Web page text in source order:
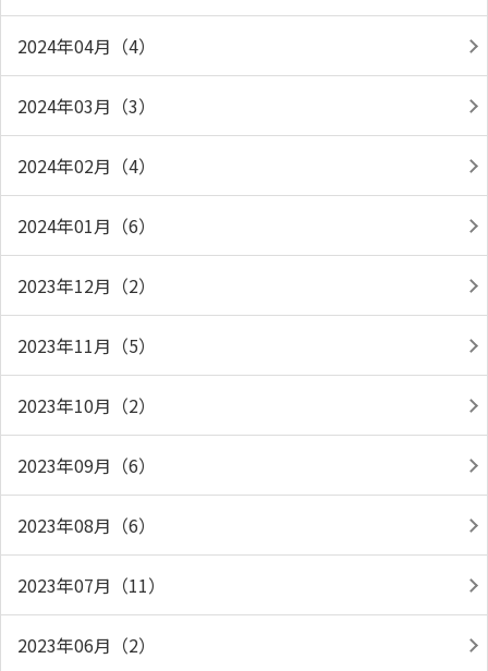
2024年04月（4）
2024年03月（3）
2024年02月（4）
2024年01月（6）
2023年12月（2）
2023年11月（5）
2023年10月（2）
2023年09月（6）
2023年08月（6）
2023年07月（11）
2023年06月（2）